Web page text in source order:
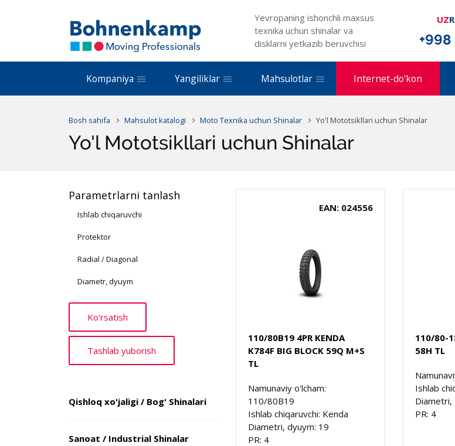
Yevropaning ishonchli maxsus
texnika uchun shinalar va
disklarni yetkazib beruvchisi
UZ
Kompaniya Yangiliklar Mahsulotlar Internet-do'kon
Bosh sahifa Mahsulot katalogi Moto Texnika uchun Shinalar Yo'l Mototsikllari uchun Shinalar
Yo'l Mototsikllari uchun Shinalar
Parametrlarni tanlash
Ishlab chiqaruvchi
Protektor
Radial / Diagonal
Diametr, dyuym
Qishloq xo'jaligi / Bog' Shinalari
Sanoat / Industrial Shinalar
EAN: 024556
110/80B19 4PR KENDA
K784F BIG BLOCK 59Q M+S
TL
Namunaviy o'lcham:
110/80B19
Ishlab chiqaruvchi: Kenda
Diametri, dyuym: 19
PR: 4
110/80-
58H TL
Ishlab
Diametri,
PR: 4